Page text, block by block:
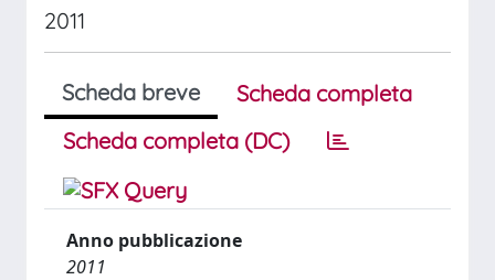
2011
Scheda breve
Scheda completa
Scheda completa (DC)
Anno pubblicazione
2011